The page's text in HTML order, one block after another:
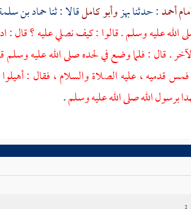
أحمد: حدثنابهزوأبو كاملقالا : ثناحماد بن
الله عليه وسلم . قالوا : كيف نصلي عليه ؟ قال
. قال : فلما وضع في لحده صلى الله عليه وسلم
قدميه ، عليه الصلاة والسلام ، فقال :
برسول الله صلى الله عليه وسلم.